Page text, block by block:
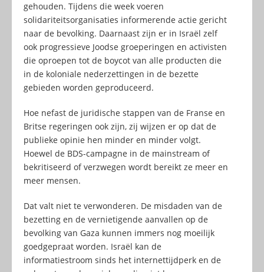
gehouden. Tijdens die week voeren
solidariteitsorganisaties informerende actie gericht
naar de bevolking. Daarnaast zijn er in Israël zelf
ook progressieve Joodse groeperingen en activisten
die oproepen tot de boycot van alle producten die
in de koloniale nederzettingen in de bezette
gebieden worden geproduceerd.
Hoe nefast de juridische stappen van de Franse en
Britse regeringen ook zijn, zij wijzen er op dat de
publieke opinie hen minder en minder volgt.
Hoewel de BDS-campagne in de mainstream of
bekritiseerd of verzwegen wordt bereikt ze meer en
meer mensen.
Dat valt niet te verwonderen. De misdaden van de
bezetting en de vernietigende aanvallen op de
bevolking van Gaza kunnen immers nog moeilijk
goedgepraat worden. Israël kan de
informatiestroom sinds het internettijdperk en de